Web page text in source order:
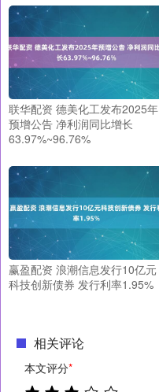
联华配资 德美化工发布2025年
预增公告 净利润同比增长
63.97%~96.76%
赢盈配资 浪潮信息发行10亿元
科技创新债券 发行利率1.95%
相关评论
本文评分*